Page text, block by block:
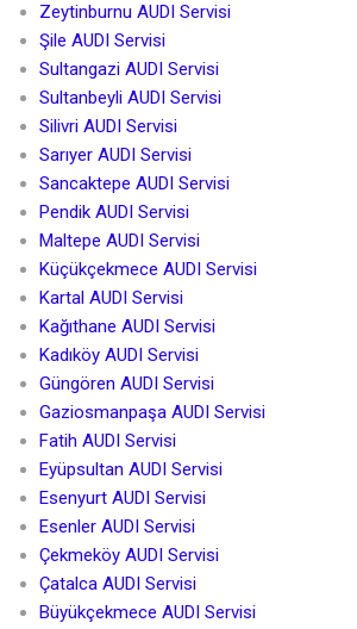
Zeytinburnu AUDI Servisi
Şile AUDI Servisi
Sultangazi AUDI Servisi
Sultanbeyli AUDI Servisi
Silivri AUDI Servisi
Sarıyer AUDI Servisi
Sancaktepe AUDI Servisi
Pendik AUDI Servisi
Maltepe AUDI Servisi
Küçükçekmece AUDI Servisi
Kartal AUDI Servisi
Kağıthane AUDI Servisi
Kadıköy AUDI Servisi
Güngören AUDI Servisi
Gaziosmanpaşa AUDI Servisi
Fatih AUDI Servisi
Eyüpsultan AUDI Servisi
Esenyurt AUDI Servisi
Esenler AUDI Servisi
Çekmeköy AUDI Servisi
Çatalca AUDI Servisi
Büyükçekmece AUDI Servisi